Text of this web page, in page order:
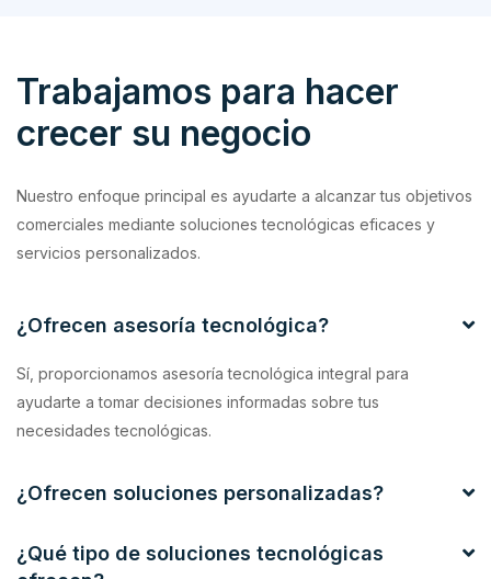
Trabajamos para hacer
crecer su negocio
Nuestro enfoque principal es ayudarte a alcanzar tus objetivos
comerciales mediante soluciones tecnológicas eficaces y
servicios personalizados.
¿Ofrecen asesoría tecnológica?
Sí, proporcionamos asesoría tecnológica integral para
ayudarte a tomar decisiones informadas sobre tus
necesidades tecnológicas.
¿Ofrecen soluciones personalizadas?
¿Qué tipo de soluciones tecnológicas